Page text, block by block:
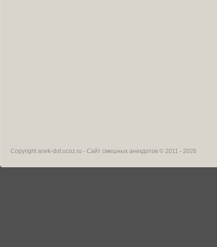
Copyrightanek-dot.ucoz.ru - Сайт смешных анекдотов © 2011 - 2026